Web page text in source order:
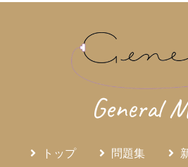
General
トップ 問題集